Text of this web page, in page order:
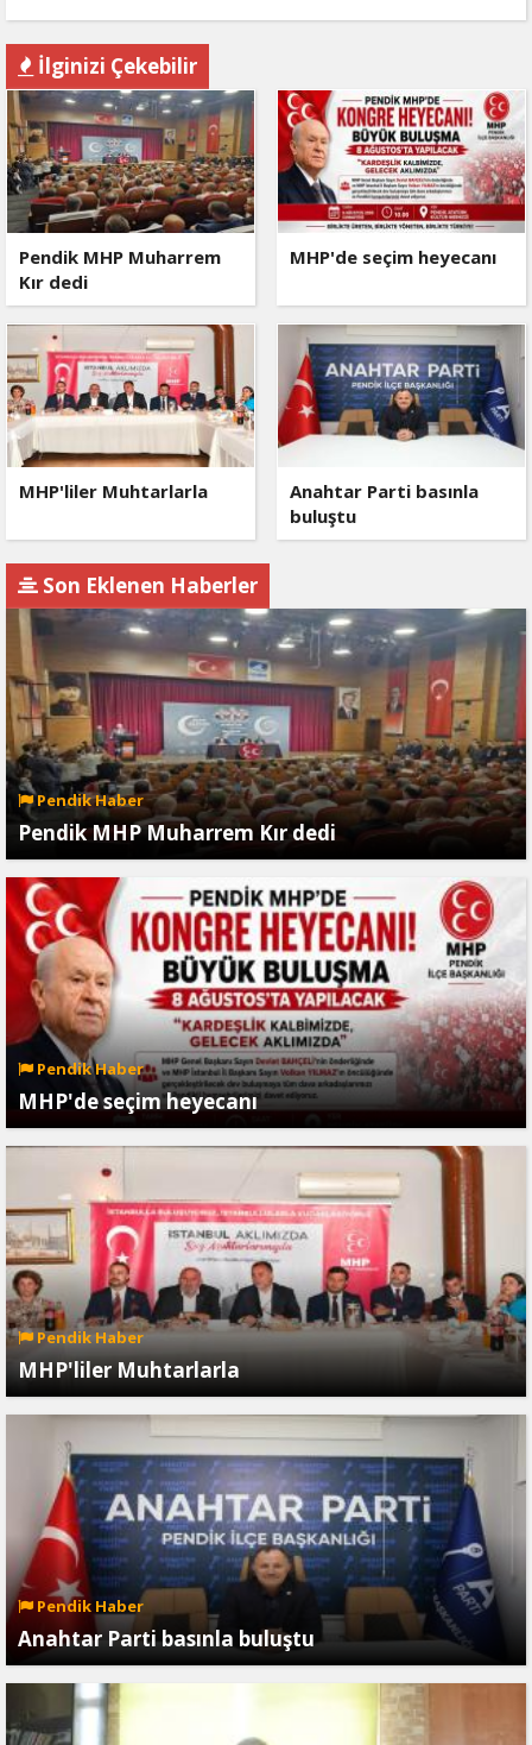
İlginizi Çekebilir
Pendik MHP Muharrem
Kır dedi
MHP'de seçim heyecanı
MHP'liler Muhtarlarla
Anahtar Parti basınla
buluştu
Son Eklenen Haberler
Pendik Haber
Pendik MHP Muharrem Kır dedi
Pendik Haber
MHP'de seçim heyecanı
Pendik Haber
MHP'liler Muhtarlarla
Pendik Haber
Anahtar Parti basınla buluştu